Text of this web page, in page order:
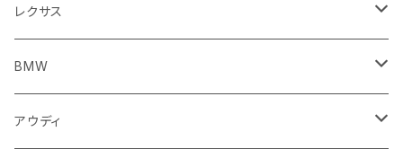
プジョー
ランドローバー
ルノー
ジャガー
キャデラック
シボレー
BMW
キャデラック
シボレー
センタークラスター
グローブボックス
シフトレバー
KTM
プジョー
ハスクバーナ
クラッチホース
ライト系
タンク系
キャブレター
タイヤ回り系
エンジン回り
ミラー
サイドミラー
ライト系
エンジン系部品
アームレスト
バイク 排気系
マフラー
サイドミラー
バイク ハンドル系
フロントガラス回り
リアガラス回り
ライト系
フロントガラス回り
ワイパー
足回り系
フェンダー
バンパー
フロントガラス回り
ワイパー
運転席周り
足回り
フロアマット
フロントガラス回り
ワイパー
その他
レクサス
フロアマット
トランクマット
BMW
フロアマット
アウディ